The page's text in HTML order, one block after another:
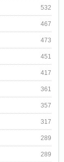
532
467
473
451
417
361
357
317
289
289